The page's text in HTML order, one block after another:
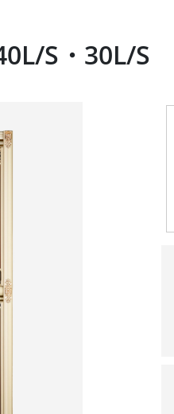
S・30L/S